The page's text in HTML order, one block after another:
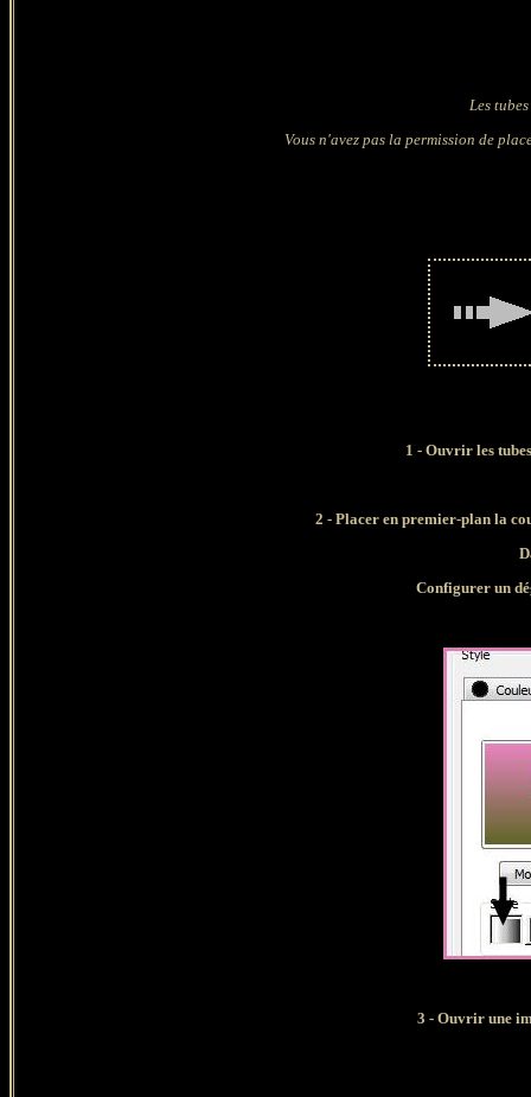
Les
Vous n'avez pas la permission de
1 - Ouvrir les
2 - Placer en premier-plan la
Configurer un
3 - Ouvrir une